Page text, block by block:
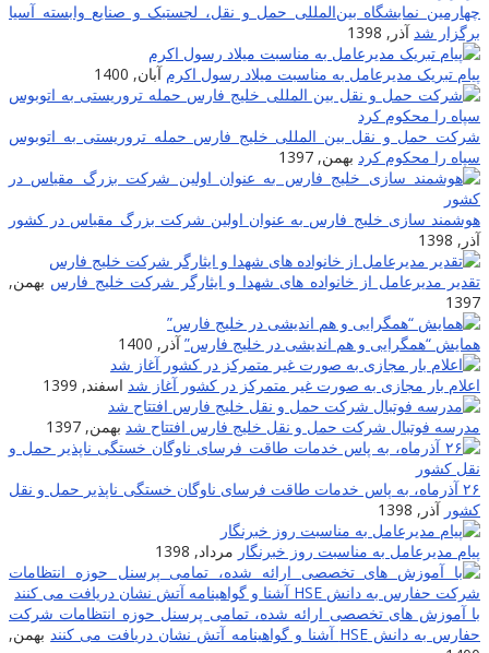
چهارمین نمایشگاه بین‌المللی حمل و نقل، لجستیک و صنایع وابسته آسیا
برگزار ‌شد آذر, 1398
پیام تبریک مدیرعامل به مناسبت میلاد رسول اکرم آبان, 1400
شرکت حمل و نقل بین المللی خلیج فارس حمله تروریستی به اتوبوس
سپاه را محکوم کرد بهمن, 1397
هوشمند سازی خلیج فارس به عنوان اولین شرکت بزرگ مقیاس در کشور
آذر, 1398
تقدیر مدیرعامل از خانواده های شهدا و ایثارگر شرکت خلیج فارس بهمن,
1397
همایش “همگرایی و هم اندیشی در خلیج فارس” آذر, 1400
اعلام بار مجازی به صورت غیر متمرکز در کشور آغاز شد اسفند, 1399
مدرسه فوتبال شرکت حمل و نقل خلیج فارس افتتاح شد بهمن, 1397
۲۶ آذرماه، به پاس خدمات طاقت فرسای ناوگان خستگی ناپذیر حمل و نقل
کشور آذر, 1398
پیام مدیرعامل به مناسبت روز خبرنگار مرداد, 1398
با آموزش های تخصصی ارائه شده، تمامی پرسنل حوزه انتظامات شرکت
حفارس به دانش HSE آشنا و گواهینامه آتش نشان دریافت می کنند
بهمن,